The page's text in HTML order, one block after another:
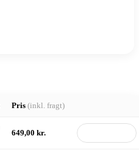
Pris (inkl. fragt)
649,00 kr.